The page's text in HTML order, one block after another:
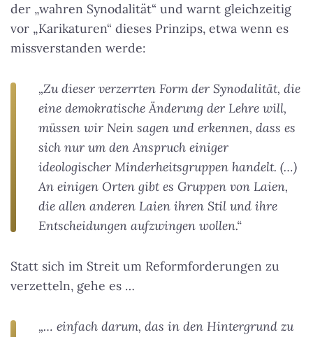
der „wahren Synodalität“ und warnt gleichzeitig
vor „Karikaturen“ dieses Prinzips, etwa wenn es
missverstanden werde:
„Zu dieser verzerrten Form der Synodalität, die
eine demokratische Änderung der Lehre will,
müssen wir Nein sagen und erkennen, dass es
sich nur um den Anspruch einiger
ideologischer Minderheitsgruppen handelt. (…)
An einigen Orten gibt es Gruppen von Laien,
die allen anderen Laien ihren Stil und ihre
Entscheidungen aufzwingen wollen.“
Statt sich im Streit um Reformforderungen zu
verzetteln, gehe es …
„… einfach darum, das in den Hintergrund zu